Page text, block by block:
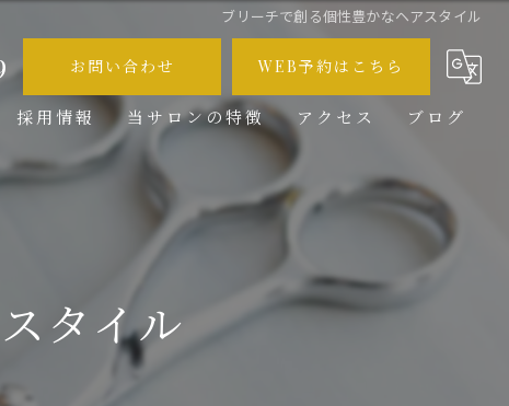
ブリーチで創る個性豊かなヘアスタイル
お問い合わせ WEB予約はこちら
採用情報 当サロンの特徴
メンズ
カット
ブリーチ
アクセス ブログ
コラム
タイル